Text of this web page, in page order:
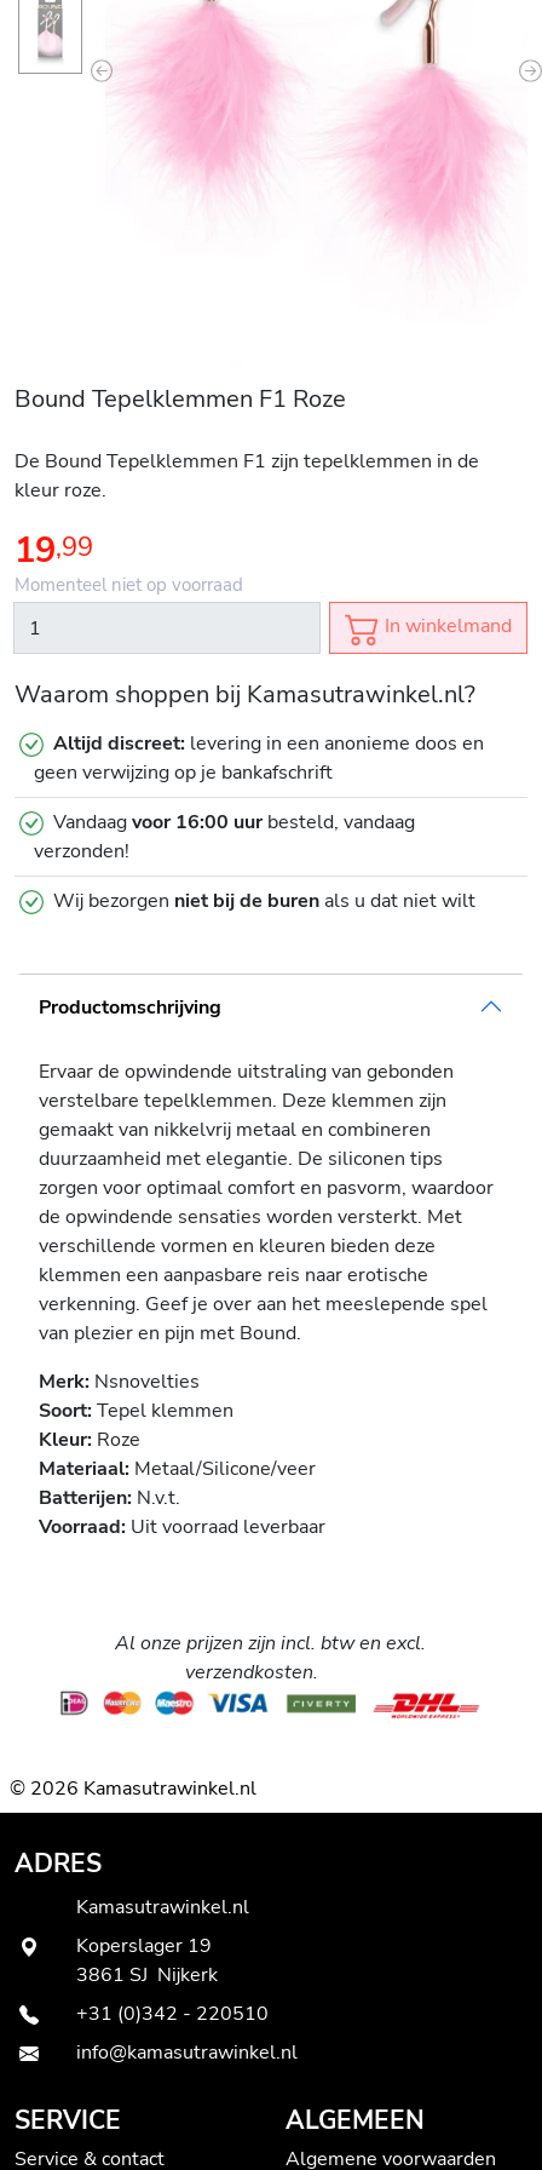
Previous
Bound Tepelklemmen F1 Roze
De Bound Tepelklemmen F1 zijn tepelklemmen in de
kleur roze.
19,99
Momenteel niet op voorraad
In winkelmand
Waarom shoppen bij Kamasutrawinkel.nl?
Altijd discreet: levering in een anonieme doos en
geen verwijzing op je bankafschrift
Vandaagvoor 16:00 uurbesteld, vandaag
verzonden!
Wij bezorgen niet bij de burenals u dat niet wilt
Productomschrijving
Ervaar de opwindende uitstraling van gebonden
verstelbare tepelklemmen. Deze klemmen zijn
gemaakt van nikkelvrij metaal en combineren
duurzaamheid met elegantie. De siliconen tips
zorgen voor optimaal comfort en pasvorm, waardoor
de opwindende sensaties worden versterkt. Met
verschillende vormen en kleuren bieden deze
klemmen een aanpasbare reis naar erotische
verkenning. Geef je over aan het meeslepende spel
van plezier en pijn met Bound.
Merk: Nsnovelties
Soort:Tepel klemmen
Kleur: Roze
Materiaal: Metaal/Silicone/veer
Batterijen: N.v.t.
Voorraad: Uit voorraad leverbaar
Al onze prijzen zijn incl. btw en excl.
verzendkosten.
© 2026 Kamasutrawinkel.nl
ADRES
Kamasutrawinkel.nl
Koperslager 19
3861 SJ Nijkerk
+31 (0)342 - 220510
info@kamasutrawinkel.nl
SERVICE
Service & contact
ALGEMEEN
Algemene voorwaarden